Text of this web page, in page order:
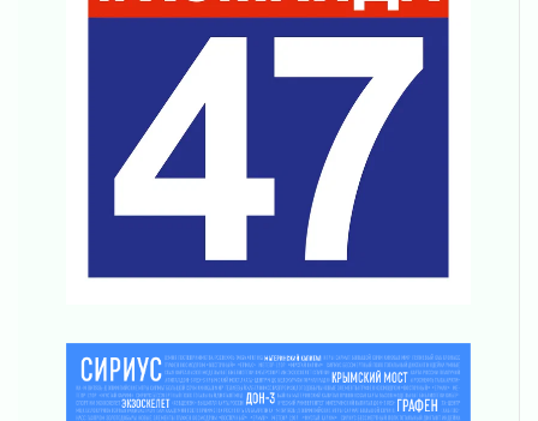
часа
Музеи Ленобласти обновляют пространства
Новая площадка: 2027
03 августа 2026
Часть медиков в Ленобласти сможет
рассчитывать на доплату от региона
За сутки в Ленинградской области
Клюква наливается, но в корзинку пока не
просится
03 августа 2026